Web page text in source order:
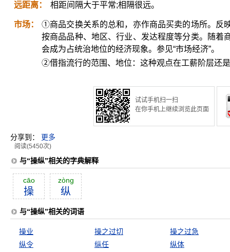
远距离： 相距间隔大于平常;相隔很远。
市场：
①商品交换关系的总和，亦作商品买卖的场所。反
按商品品种、地区、行业、发达程度等分类。随着
会成为占统治地位的经济现象。参见“市场经济”。
②借指流行的范围、地位：这种观点在工薪阶层还
试试手机扫一扫
在你手机上继续浏览此页面
分享到： 更多
阅读(5450次)
与“操纵”相关的字典解释
cāo
操
zòng
纵
与“操纵”相关的词语
操业 操之过切
操之过急
纵令
纵任 纵体